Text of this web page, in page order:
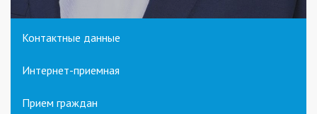
Контактные данные
Интернет-приемная
Прием граждан